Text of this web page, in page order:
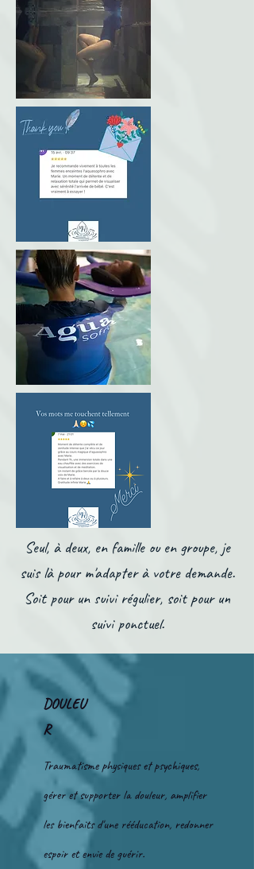
Seul, à deux, en famille ou en groupe, je
suis là pour m'adapter à votre demande.
Soit pour un suivi régulier, soit pour un
suivi ponctuel.
DOULEU
R
Traumatisme physiques et psychiques,
gérer et supporter la douleur, amplifier
les bienfaits d'une rééducation, redonner
espoir et envie de guérir.